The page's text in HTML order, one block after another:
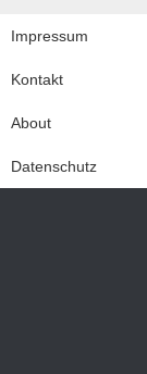
Impressum
Kontakt
About
Datenschutz